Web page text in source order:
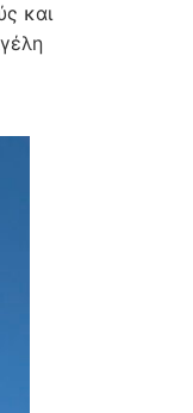
και